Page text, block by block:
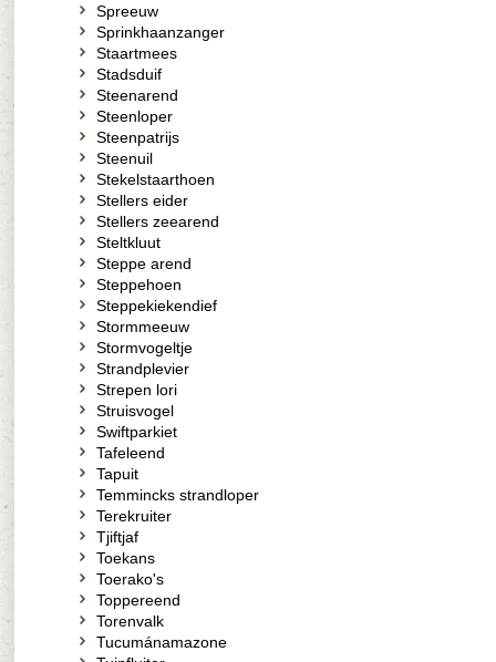
Spreeuw
Sprinkhaanzanger
Staartmees
Stadsduif
Steenarend
Steenloper
Steenpatrijs
Steenuil
Stekelstaarthoen
Stellers eider
Stellers zeearend
Steltkluut
Steppe arend
Steppehoen
Steppekiekendief
Stormmeeuw
Stormvogeltje
Strandplevier
Strepen lori
Struisvogel
Swiftparkiet
Tafeleend
Tapuit
Temmincks strandloper
Terekruiter
Tjiftjaf
Toekans
Toerako's
Toppereend
Torenvalk
Tucumánamazone